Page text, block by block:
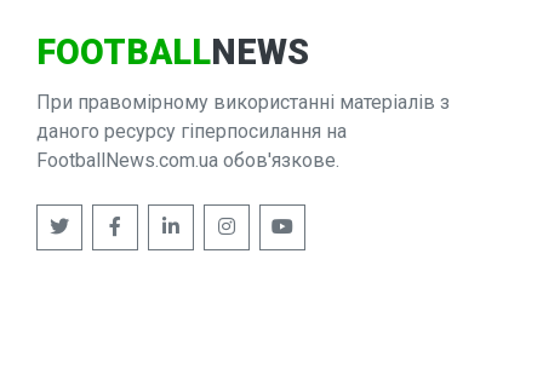
FOOTBALLNEWS
При правомірному використанні матеріалів з
даного ресурсу гіперпосилання на
FootballNews.com.ua обов'язкове.